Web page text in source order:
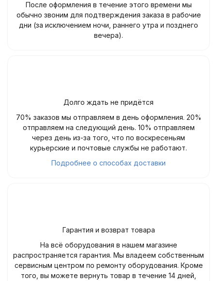
После оформления в течение этого времени мы
обычно звоним для подтверждения заказа в рабочие
дни (за исключением ночи, раннего утра и позднего
вечера).
Долго ждать не придётся
70% заказов мы отправляем в день оформления. 20%
отправляем на следующий день. 10% отправляем
через день из-за того, что по воскресеньям
курьерские и почтовые службы не работают.
Подробнее о способах доставки
Гарантия и возврат товара
На всё оборудования в нашем магазине
распространяется гарантия. Мы владеем собственным
сервисным центром по ремонту оборудования. Кроме
того, вы можете вернуть товар в течение 14 дней,